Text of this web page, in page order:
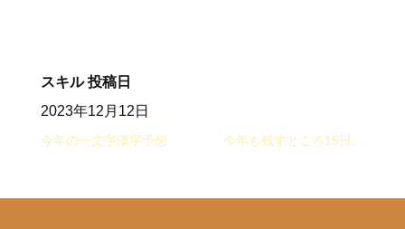
スキル 投稿日
2023年12月12日
今年の一文字漢字予想 今年も残すところ15日…